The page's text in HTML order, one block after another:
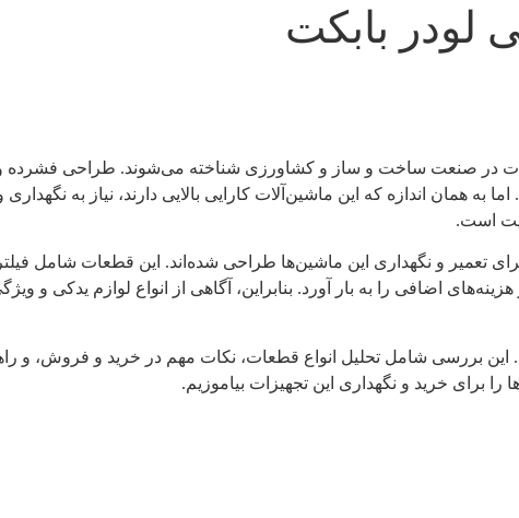
لودر بابکت
در صنعت ساخت و ساز و کشاورزی شناخته می‌شوند. طراحی فشرده و
به همان اندازه که این ماشین‌آلات کارایی بالایی دارند، نیاز به
است.
و نگهداری این ماشین‌ها طراحی شده‌اند. این قطعات شامل
اضافی را به بار آورد. بنابراین، آگاهی از انواع لوازم یدکی و
بررسی شامل تحلیل انواع قطعات، نکات مهم در خرید و فروش، و
را برای خرید و نگهداری این تجهیزات بیاموزیم.